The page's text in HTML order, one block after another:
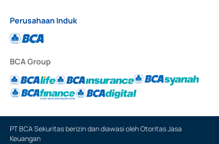
Perusahaan Induk
BCA Group
PT BCA Sekuritas berizin dan diawasi oleh Otoritas Jasa
Keuangan